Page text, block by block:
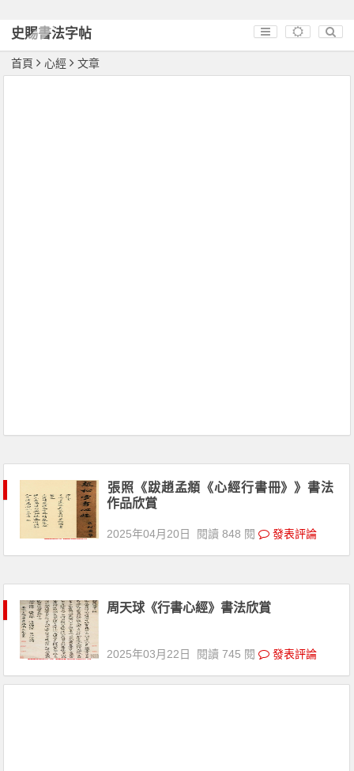
史賜書法字帖
首頁 心經 文章
張照《跋趙孟頫《心經行書冊》》書法
作品欣賞
2025年04月20日 閱讀 848 閱 發表評論
周天球《行書心經》書法欣賞
2025年03月22日 閱讀 745 閱 發表評論